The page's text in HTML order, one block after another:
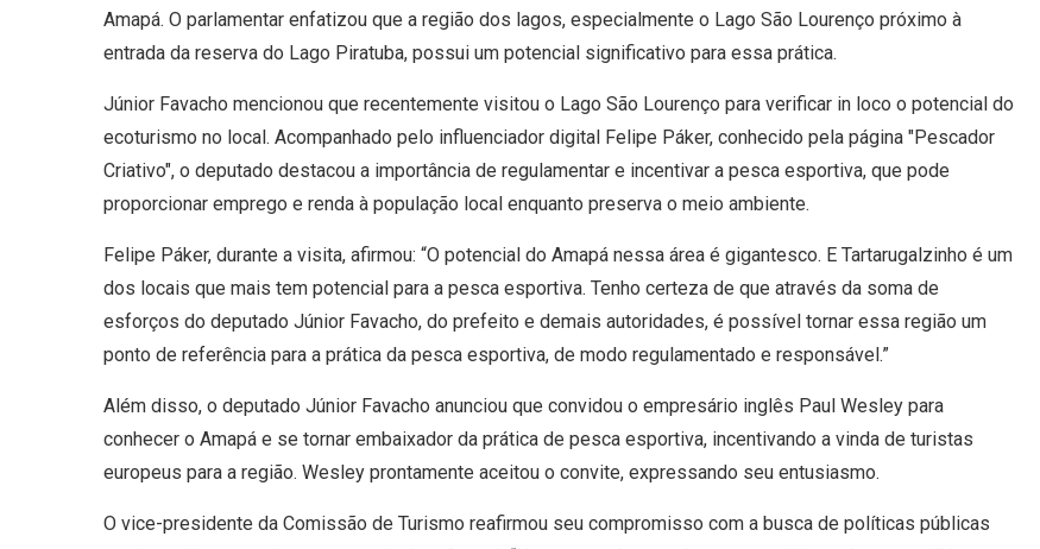
Amapá. O parlamentar enfatizou que a região dos lagos, especialmente o Lago São Lourenço próximo à
entrada da reserva do Lago Piratuba, possui um potencial significativo para essa prática.
Júnior Favacho mencionou que recentemente visitou o Lago São Lourenço para verificar in loco o potencial do
ecoturismo no local. Acompanhado pelo influenciador digital Felipe Páker, conhecido pela página "Pescador
Criativo", o deputado destacou a importância de regulamentar e incentivar a pesca esportiva, que pode
proporcionar emprego e renda à população local enquanto preserva o meio ambiente.
Felipe Páker, durante a visita, afirmou: “O potencial do Amapá nessa área é gigantesco. E Tartarugalzinho é um
dos locais que mais tem potencial para a pesca esportiva. Tenho certeza de que através da soma de
esforços do deputado Júnior Favacho, do prefeito e demais autoridades, é possível tornar essa região um
ponto de referência para a prática da pesca esportiva, de modo regulamentado e responsável.”
Além disso, o deputado Júnior Favacho anunciou que convidou o empresário inglês Paul Wesley para
conhecer o Amapá e se tornar embaixador da prática de pesca esportiva, incentivando a vinda de turistas
europeus para a região. Wesley prontamente aceitou o convite, expressando seu entusiasmo.
O vice-presidente da Comissão de Turismo reafirmou seu compromisso com a busca de políticas públicas